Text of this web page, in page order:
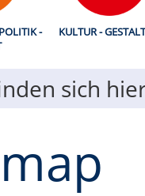
-
KULTUR -
sich